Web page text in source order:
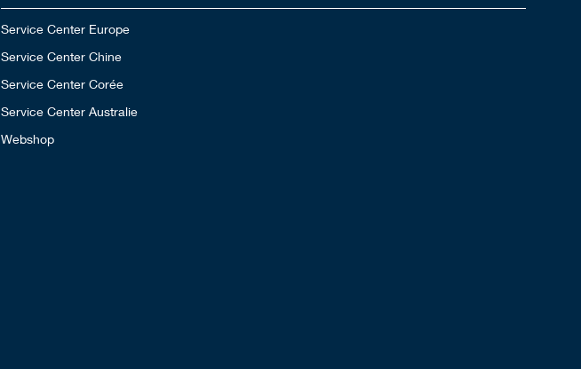
Service Center Europe
Service Center Chine
Service Center Corée
Service Center Australie
Webshop